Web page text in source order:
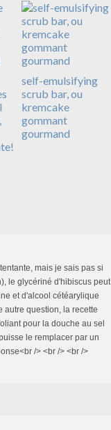
self-emulsifying
scrub bar, ou
kremcake
gommant
gourmand
mais je sais pas si
le glycériné d'hibiscus peut
et d'alcool cétéarylique
autre question, la recette
pour la douche au sel
le remplacer par un
/> <br /> <br />